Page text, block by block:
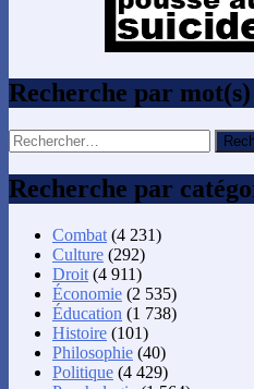
Recherche par mot(s)
Rechercher :
Recherche par
Combat (4 231)
Culture (292)
Droit (4 911)
Économie (2 535)
Éducation (1 738)
Histoire (101)
Philosophie (40)
Politique (4 429)